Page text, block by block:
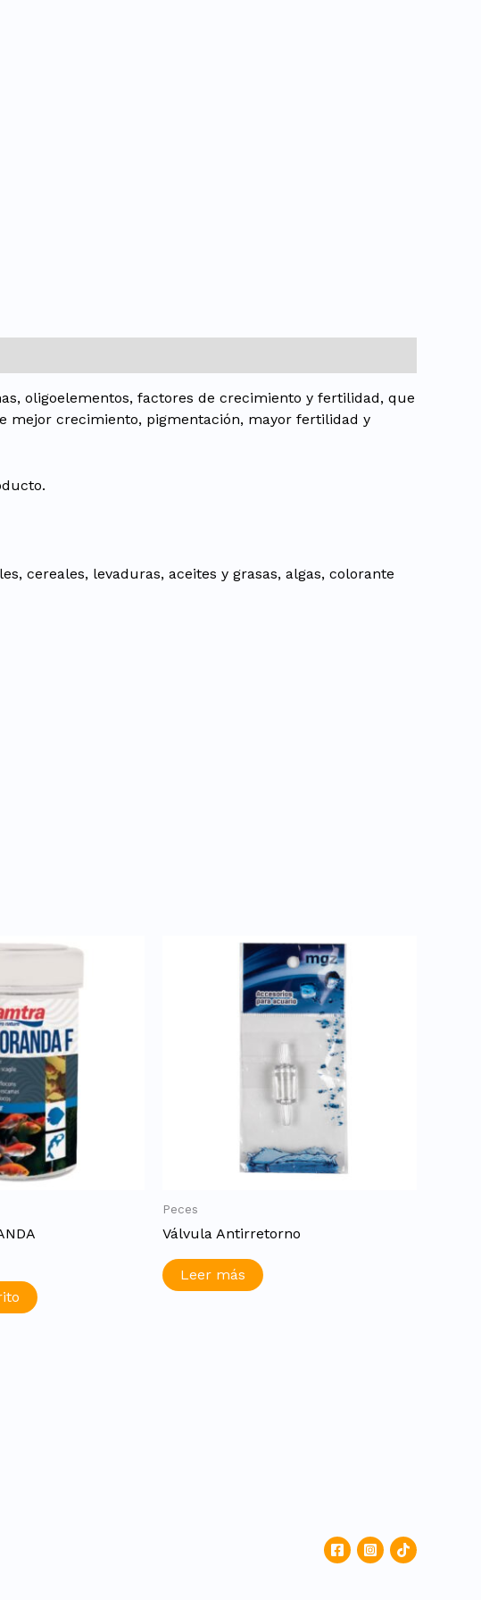
oligoelementos, factores de crecimiento y fertilidad, que
mejor crecimiento, pigmentación, mayor fertilidad y
cereales, levaduras, aceites y grasas, algas, colorante
Peces
Válvula Antirretorno
Leer más